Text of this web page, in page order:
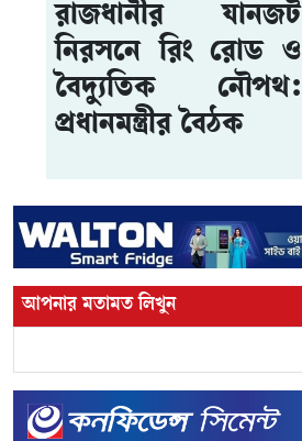
রাজধানীর যানজট
নিরসনে রিং রোড ও
বৈদ্যুতিক নৌপথ:
প্রধানমন্ত্রীর বৈঠক
আপনার মতামত লিখুন